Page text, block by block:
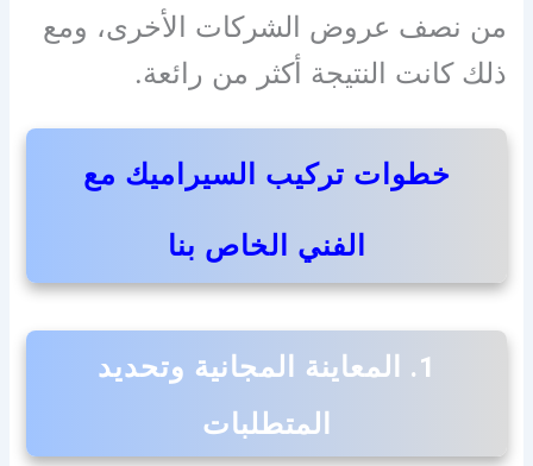
من نصف عروض الشركات الأخرى، ومع
ذلك كانت النتيجة أكثر من رائعة.
خطوات تركيب السيراميك مع
الفني الخاص بنا
1. المعاينة المجانية وتحديد
المتطلبات